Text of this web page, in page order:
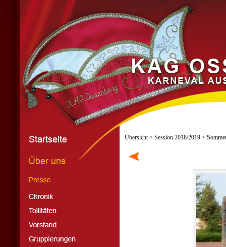
Übersicht> Session 2018/2019 >